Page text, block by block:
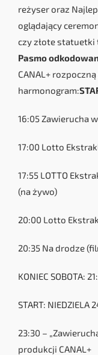
reżyser oraz
oglądający
czy złote
Pasmo
CANAL+
harmonogram:
16:05 Zawierucha
17:00 Lotto
17:55 LOTTO
(na żywo)
20:00 Lotto
20:35 Na drodze
KONIEC SOBOTA:
START: NIEDZIELA
23:30 –
produkcji CANAL+